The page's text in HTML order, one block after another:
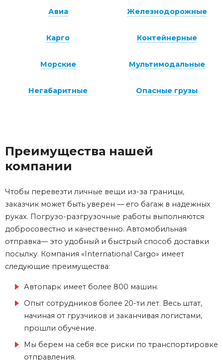
Преимущества нашей
компании
Чтобы перевезти личные вещи из-за границы,
заказчик может быть уверен — его багаж в надежных
руках. Погрузо-разгрузочные работы выполняются
добросовестно и качественно. Автомобильная
отправка— это удобный и быстрый способ доставки
посылку. Компания «International Cargo» имеет
следующие преимущества:
Автопарк имеет более 800 машин.
Опыт сотрудников более 20-ти лет. Весь штат,
начиная от грузчиков и заканчивая логистами,
прошли обучение.
Мы берем на себя все риски по транспортировке
отправления.
Авиа Железнодорожные
Карго Контейнерные
Морские Мультимодальные
Негабаритные Опасные грузы